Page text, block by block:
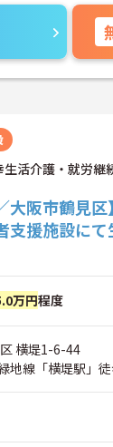
活介護・就労継
大阪市鶴見
援施設にて
万円程度
横堤1-6-44
地線「横堤駅」